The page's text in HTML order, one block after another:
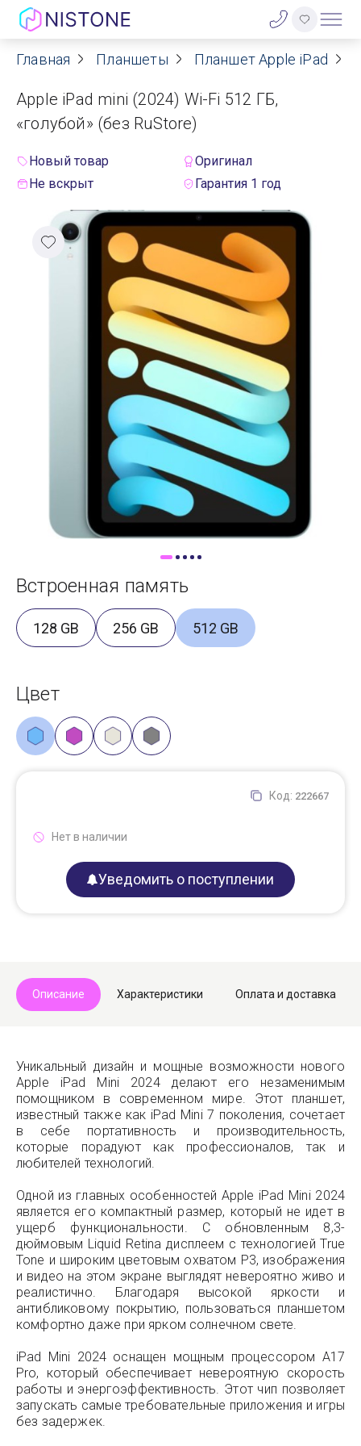
Акции
О нас
Договор оферты
Реквизиты
Контакты
Гарантия
Оплата
Доставка
Самовывоз
Trade-In
Главная Планшеты Планшет Apple iPad
Apple iPad mini (2024) Wi-Fi 512 ГБ,
«голубой» (без RuStore)
Новый товар
Оригинал
Не вскрыт
Гарантия 1 год
Встроенная память
128 GB 256 GB 512 GB
Цвет
Код: 222667
Нет в наличии
Уведомить о поступлении
Описание Характеристики Оплата и доставка
Уникальный дизайн и мощные возможности нового
Apple iPad Mini 2024 делают его незаменимым
помощником в современном мире. Этот планшет,
известный также как iPad Mini 7 поколения, сочетает
в себе портативность и производительность,
которые порадуют как профессионалов, так и
любителей технологий.
Одной из главных особенностей Apple iPad Mini 2024
является его компактный размер, который не идет в
ущерб функциональности. С обновленным 8,3-
дюймовым Liquid Retina дисплеем с технологией True
Tone и широким цветовым охватом P3, изображения
и видео на этом экране выглядят невероятно живо и
реалистично. Благодаря высокой яркости и
антибликовому покрытию, пользоваться планшетом
комфортно даже при ярком солнечном свете.
iPad Mini 2024 оснащен мощным процессором A17
Pro, который обеспечивает невероятную скорость
работы и энергоэффективность. Этот чип позволяет
запускать самые требовательные приложения и игры
без задержек.